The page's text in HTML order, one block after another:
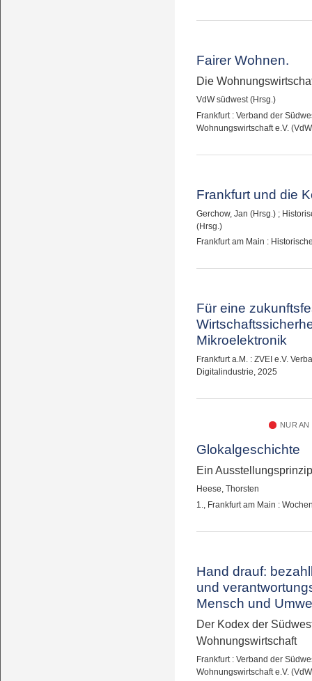
Fairer Wohnen.
Die
VdW südwest (Hrsg.)
Frankfurt : Verband der
Wohnungswirtschaft e.V.
Frankfurt und die
Gerchow, Jan (Hrsg.) ;
(Hrsg.)
Frankfurt am Main :
Für eine
Mikroelektronik
Frankfurt a.M. : ZVEI e.V.
Digitalindustrie, 2025
NUR
Glokalgeschichte
Ein Ausstellungsprinzip
Heese, Thorsten
1., Frankfurt am Main :
Hand drauf:
und
Mensch und
Der Kodex der
Wohnungswirtschaft
Frankfurt : Verband der
Wohnungswirtschaft e.V.